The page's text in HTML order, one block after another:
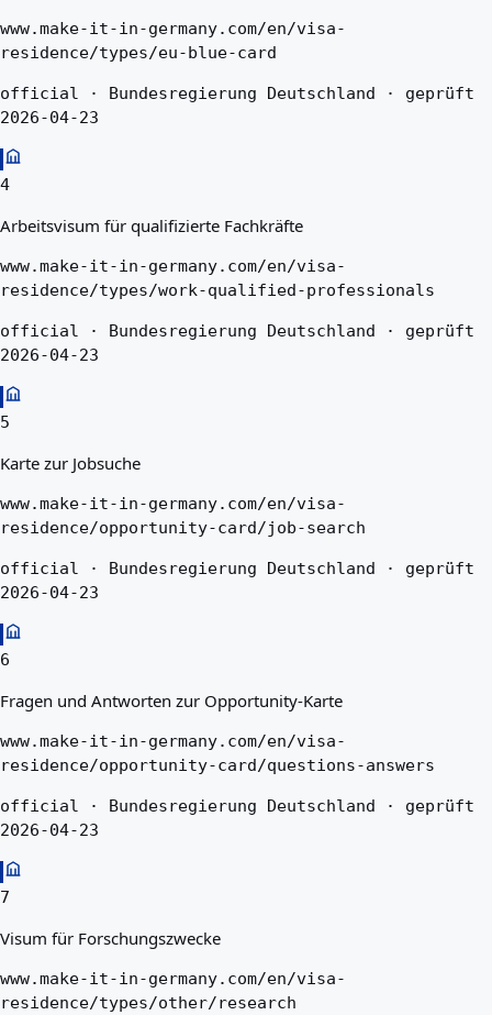
www.make-it-in-germany.com/en/visa-
residence/types/eu-blue-card
official · Bundesregierung Deutschland · geprüft
2026-04-23
4
Arbeitsvisum für qualifizierte Fachkräfte
www.make-it-in-germany.com/en/visa-
residence/types/work-qualified-professionals
official · Bundesregierung Deutschland · geprüft
2026-04-23
5
Karte zur Jobsuche
www.make-it-in-germany.com/en/visa-
residence/opportunity-card/job-search
official · Bundesregierung Deutschland · geprüft
2026-04-23
6
Fragen und Antworten zur Opportunity-Karte
www.make-it-in-germany.com/en/visa-
residence/opportunity-card/questions-answers
official · Bundesregierung Deutschland · geprüft
2026-04-23
7
Visum für Forschungszwecke
www.make-it-in-germany.com/en/visa-
residence/types/other/research